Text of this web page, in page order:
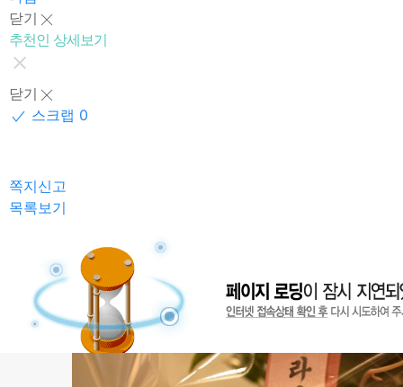
닫기
추천인 상세보기
닫기
스크랩 0
쪽지신고
목록보기